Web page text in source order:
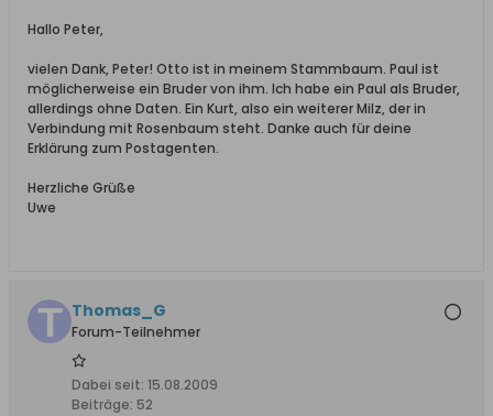
Hallo Peter,
vielen Dank, Peter! Otto ist in meinem Stammbaum. Paul ist
möglicherweise ein Bruder von ihm. Ich habe ein Paul als Bruder,
allerdings ohne Daten. Ein Kurt, also ein weiterer Milz, der in
Verbindung mit Rosenbaum steht. Danke auch für deine
Erklärung zum Postagenten.
Herzliche Grüße
Uwe
Thomas_G
Forum-Teilnehmer
Dabei seit: 15.08.2009
Beiträge: 52